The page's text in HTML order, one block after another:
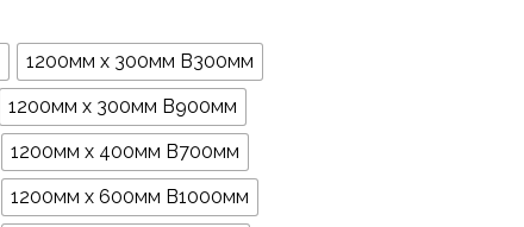
1200мм х 300мм В300мм
1200мм х 300мм В900мм
1200мм х 400мм В700мм
1200мм х 600мм В1000мм